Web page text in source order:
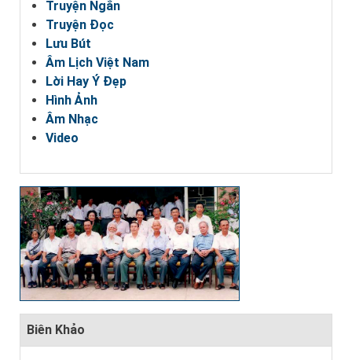
Truyện Ngắn
Truyện Đọc
Lưu Bút
Âm Lịch Việt Nam
Lời Hay Ý Đẹp
Hình Ảnh
Âm Nhạc
Video
Biên Khảo